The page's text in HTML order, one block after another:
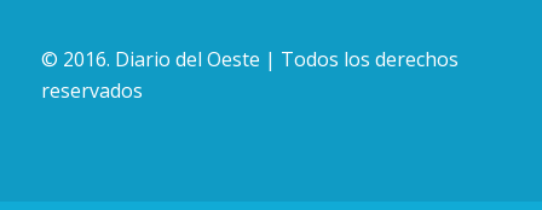
© 2016. Diario del Oeste | Todos los derechos
reservados